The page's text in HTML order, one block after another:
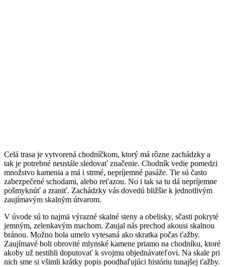
Celá trasa je vytvorená chodníčkom, ktorý má rôzne zachádzky a
tak je potrebné neustále sledovať značenie. Chodník vedie pomedzi
množstvo kamenia a má i strmé, nepríjemné pasáže. Tie sú často
zabezpečené schodami, alebo reťazou. No i tak sa tu dá nepríjemne
pošmyknúť a zraniť. Zachádzky vás dovedú bližšie k jednotlivým
zaujímavým skalným útvarom.
V úvode sú to najmä výrazné skalné steny a obelisky, sčasti pokryté
jemným, zelenkavým machom. Zaujal nás prechod akousi skalnou
bránou. Možno bola umelo vytesaná ako skratka počas ťažby.
Zaujímavé boli obrovité mlynské kamene priamo na chodníku, ktoré
akoby už nestihli doputovať k svojmu objednávateľovi. Na skale pri
nich sme si všimli krátky popis poodhaľujúci históriu tunajšej ťažby.